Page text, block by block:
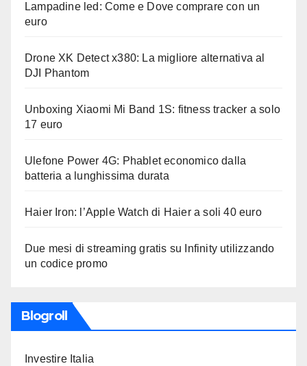
Lampadine led: Come e Dove comprare con un
euro
Drone XK Detect x380: La migliore alternativa al
DJI Phantom
Unboxing Xiaomi Mi Band 1S: fitness tracker a solo
17 euro
Ulefone Power 4G: Phablet economico dalla
batteria a lunghissima durata
Haier Iron: l’Apple Watch di Haier a soli 40 euro
Due mesi di streaming gratis su Infinity utilizzando
un codice promo
Blogroll
Investire Italia